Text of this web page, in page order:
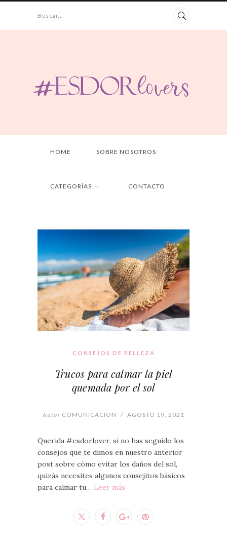
Buscar...
HOME SOBRE NOSOTROS
CATEGORÍAS CONTACTO
CONSEJOS DE BELLEZA
Trucos para calmar la piel
quemada por el sol
Autor COMUNICACION / AGOSTO 19, 2021
Querida #esdorlover, si no has seguido los
consejos que te dimos en nuestro anterior
post sobre cómo evitar los daños del sol,
quizás necesites algunos consejitos básicos
para calmar tu… Leer más